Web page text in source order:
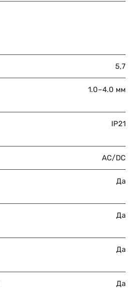
5,7
1.0–4.0 мм
IP21
AC/DC
Да
Да
Да
Да